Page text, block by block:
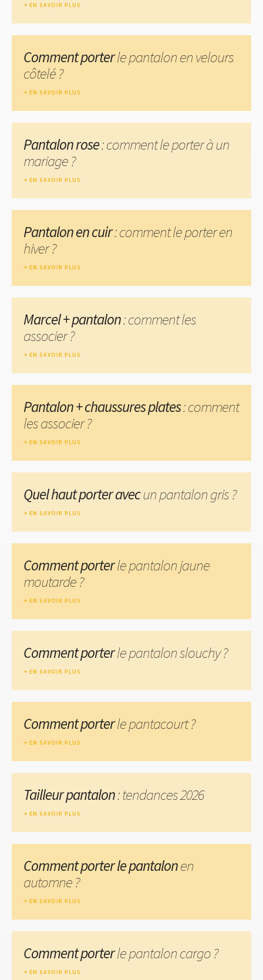
EN SAVOIR PLUS
Comment porterle pantalon en velours
côtelé ?
EN SAVOIR PLUS
Pantalon rose: comment le porter à un
mariage ?
EN SAVOIR PLUS
Pantalon en cuir: comment le porter en
hiver ?
EN SAVOIR PLUS
Marcel + pantalon: comment les
associer ?
EN SAVOIR PLUS
Pantalon + chaussures plates: comment
les associer ?
EN SAVOIR PLUS
Quel haut porter avecun pantalon gris ?
EN SAVOIR PLUS
Comment porterle pantalon jaune
moutarde ?
EN SAVOIR PLUS
Comment porterle pantalon slouchy ?
EN SAVOIR PLUS
Comment porterle pantacourt ?
EN SAVOIR PLUS
Tailleur pantalon: tendances 2026
EN SAVOIR PLUS
Comment porter le pantalonen
automne ?
EN SAVOIR PLUS
Comment porterle pantalon cargo ?
EN SAVOIR PLUS